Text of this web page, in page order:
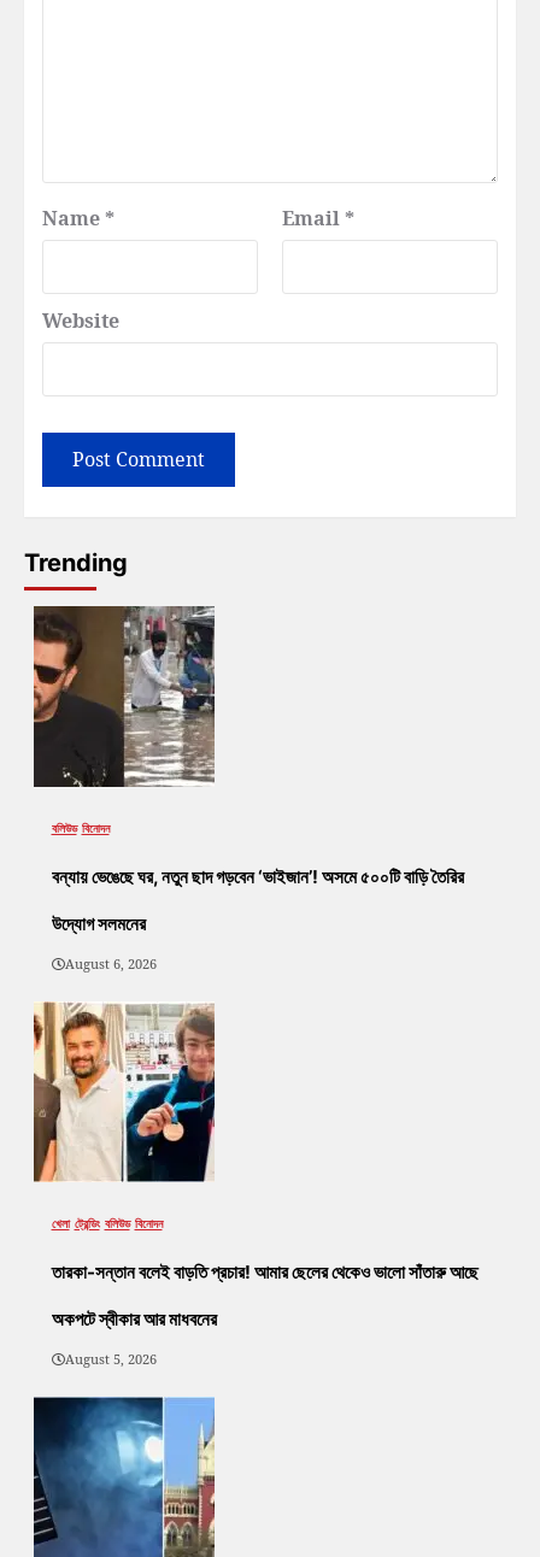
Name * Email *
Website
Trending
বলিউড বিনোদন
বন্যায় ভেঙেছে ঘর, নতুন ছাদ গড়বেন ‘ভাইজান’! অসমে ৫০০টি বাড়ি তৈরির
উদ্যোগ সলমনের
August 6, 2026
খেলা ট্রেন্ডিং বলিউড বিনোদন
তারকা-সন্তান বলেই বাড়তি প্রচার! আমার ছেলের থেকেও ভালো সাঁতারু আছে
অকপটে স্বীকার আর মাধবনের
August 5, 2026